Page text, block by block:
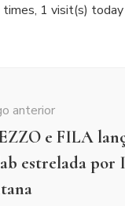
1 visit(s) today
anterior
e FILA
estrelada por